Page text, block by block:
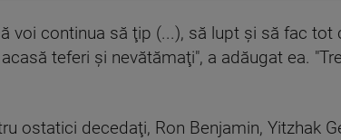
voi continua să ţip (...), să lupt şi să fac
teferi şi nevătămaţi", a adăugat ea.
ostatici decedaţi, Ron Benjamin, Yitzhak